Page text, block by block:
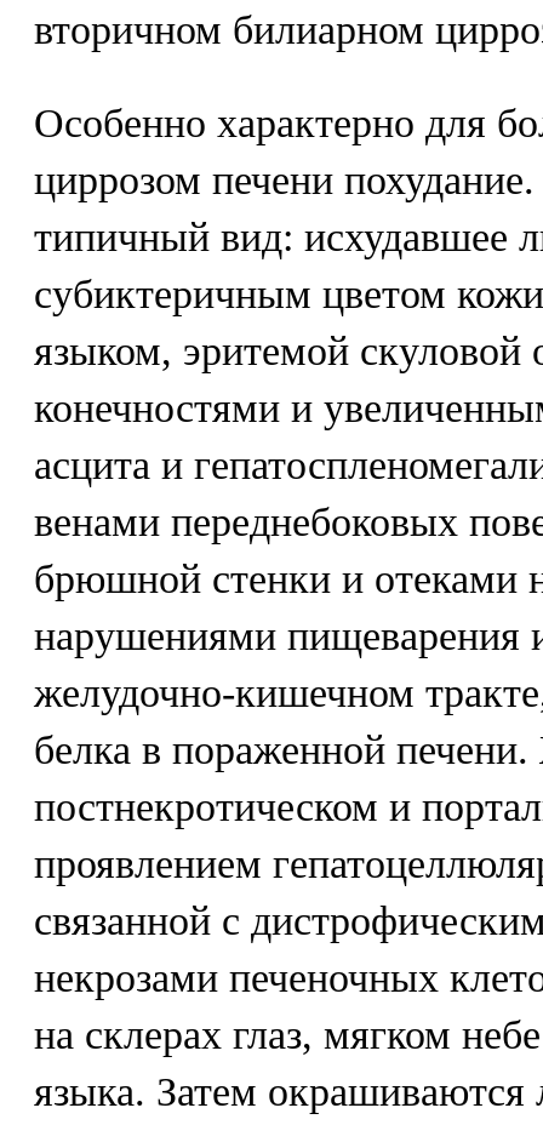
вторичном билиарном
Особенно характерно для
циррозом печени
типичный вид: исхудавшее
субиктеричным цветом
языком, эритемой скуловой
конечностями и
асцита и
венами переднебоковых
брюшной стенки и отеками
нарушениями пищеварения
желудочно-кишечном
белка в пораженной
постнекротическом и
проявлением
связанной с
некрозами печеночных
на склерах глаз, мягком
языка. Затем